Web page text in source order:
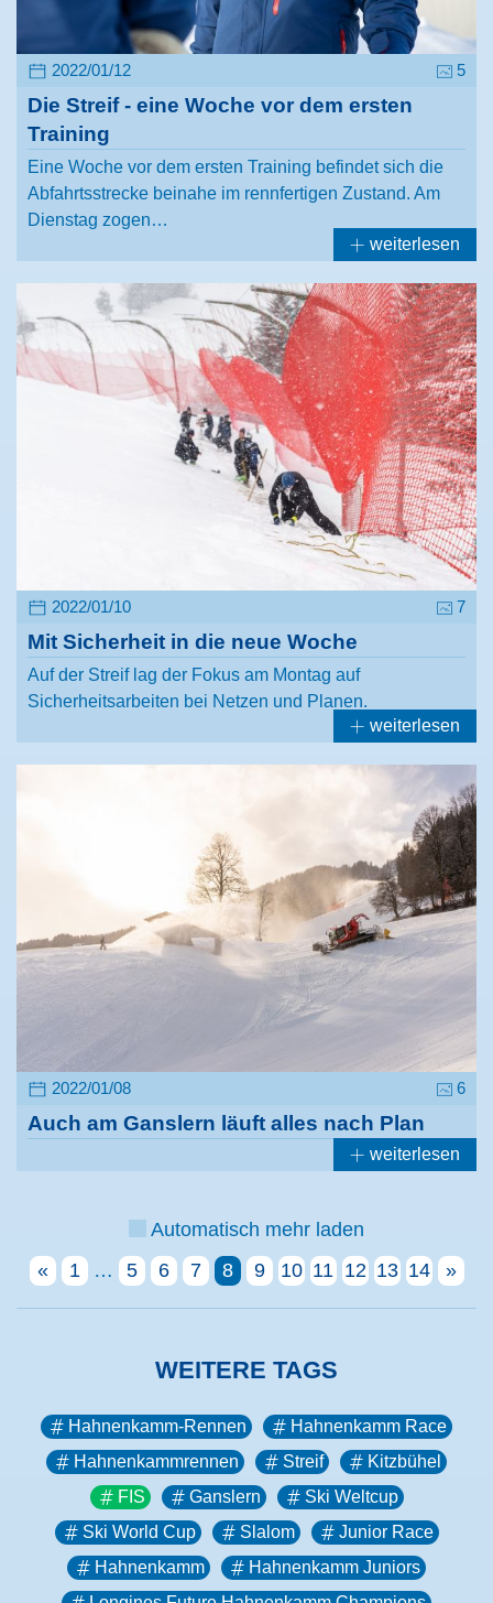
2022/01/12 5
Die Streif - eine Woche vor dem ersten
Training
Eine Woche vor dem ersten Training befindet sich die
Abfahrtsstrecke beinahe im rennfertigen Zustand. Am
Dienstag zogen…
weiterlesen
2022/01/10 7
Mit Sicherheit in die neue Woche
Auf der Streif lag der Fokus am Montag auf
Sicherheitsarbeiten bei Netzen und Planen.
weiterlesen
2022/01/08 6
Auch am Ganslern läuft alles nach Plan
weiterlesen
Automatisch mehr laden
«
1 … 5 6 7 8 9 10 11 12 13 14 »
WEITERE TAGS
Hahnenkamm-Rennen
Hahnenkamm Race
Hahnenkammrennen
Streif
Kitzbühel
FIS
Ganslern
Ski Weltcup
Ski World Cup
Slalom
Junior Race
Hahnenkamm
Hahnenkamm Juniors